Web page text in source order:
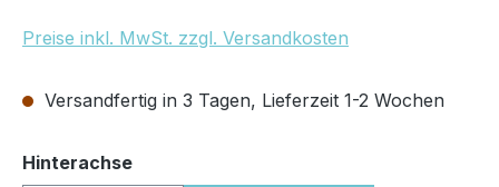
Preise inkl. MwSt. zzgl. Versandkosten
Versandfertig in 3 Tagen, Lieferzeit 1-2 Wochen
Hinterachseauswählen